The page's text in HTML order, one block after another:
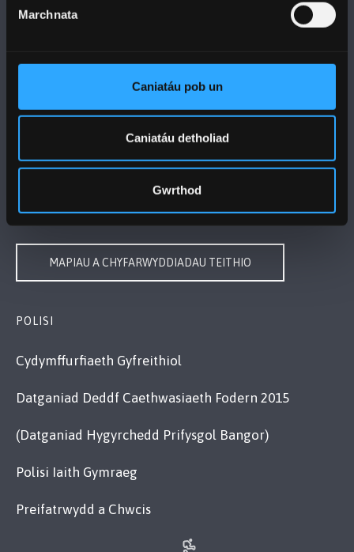
Marchnata
Caniatáu pob un
Caniatáu detholiad
Gwrthod
PRIFYSGOL BANGOR
Bangor, Gwynedd, LL57 2DG, UK
Cysylltwch â Ni
YMWELD Â’R BRIFYSGOL
MAPIAU A CHYFARWYDDIADAU TEITHIO
POLISI
Cydymffurfiaeth Gyfreithiol
Datganiad Deddf Caethwasiaeth Fodern 2015
(Datganiad Hygyrchedd Prifysgol Bangor)
Polisi Iaith Gymraeg
Preifatrwydd a Chwcis